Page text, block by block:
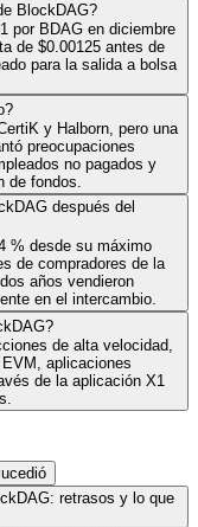
BlockDAG?
por BDAG en diciembre
de $0.00125 antes de
para la salida a bolsa
y Halborn, pero una
preocupaciones
no pagados y
de fondos.
después del
% desde su máximo
de compradores de la
años vendieron
en el intercambio.
de alta velocidad,
aplicaciones
de la aplicación X1
retrasos y lo que